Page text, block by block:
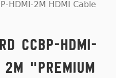
HDMI-2M HDMI Cable
CCBP-HDMI-
2m "Premium